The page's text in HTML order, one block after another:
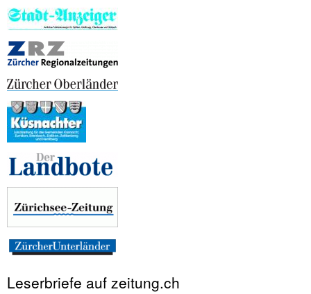
Leserbriefe auf zeitung.ch